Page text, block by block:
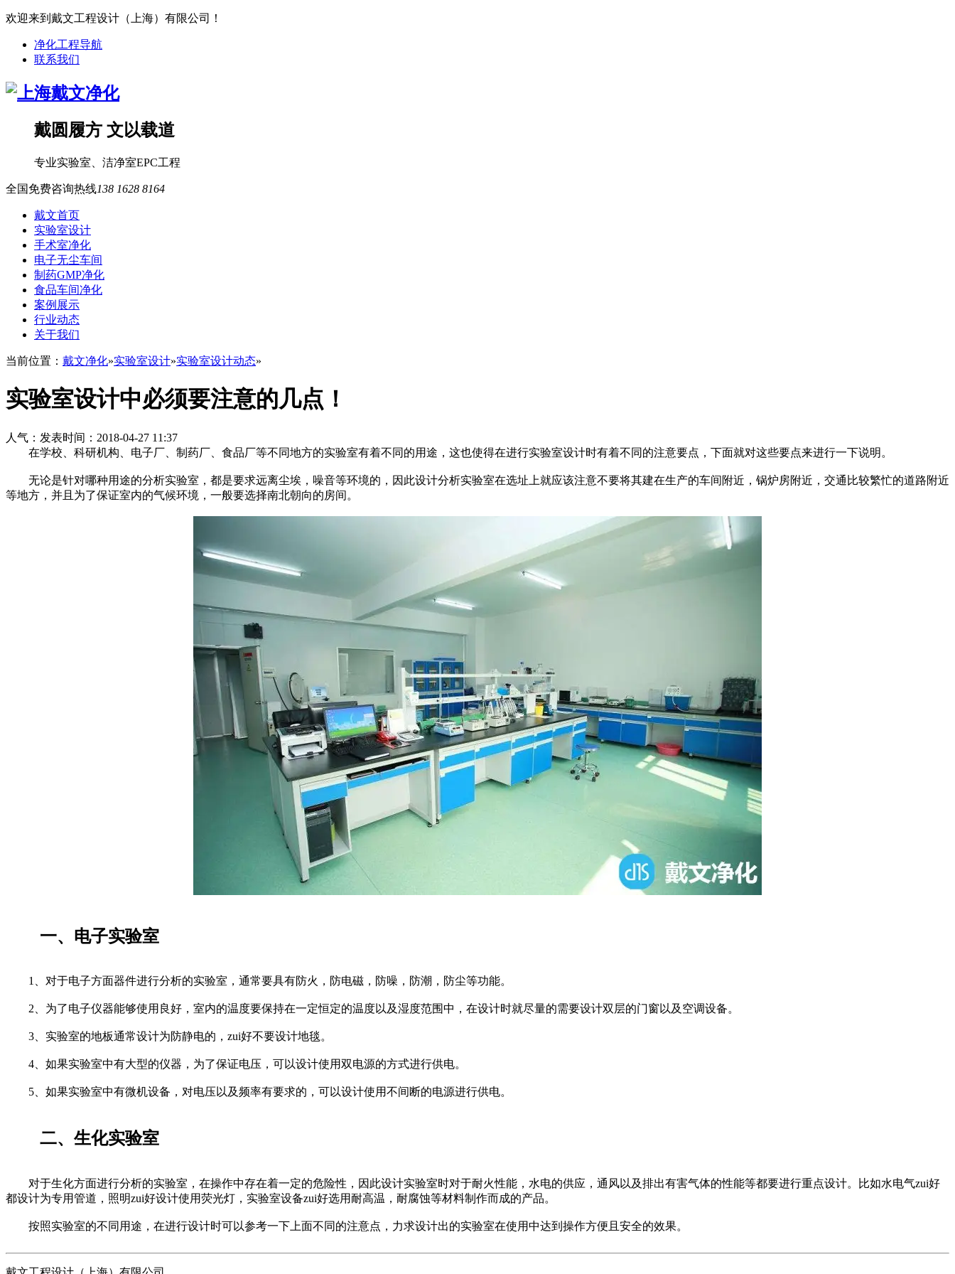
欢迎来到戴文工程设计（上海）有限公司！
净化工程导航
联系我们
戴圆履方 文以载道
专业实验室 洁净室EPC工程
全国免费咨询热线138 1628 8164
戴文首页
实验室设计
手术室净化
电子无尘车间
制药GMP净化
食品车间净化
案例展示
行业动态
关于我们
当前位置： 戴文净化»实验室设计»实验室设计动态»
实验室设计中必须要注意的几点！
人气： 发表时间：2018-04-27 11:37
在学校、科研机构、电子厂、制药厂、食品厂等不同地方的实验室有着不同的用途，这也使得在进行实验室设计时有着不同的注意要点，下面就对这些要点来进行一下说明。
无论是针对哪种用途的分析实验室，都是要求远离尘埃，噪音等环境的，因此设计分析实验室在选址上就应该注意不要将其建在生产的车间附近，锅炉房附近，交通比较繁忙的道路附近
等地方，并且为了保证室内的气候环境，一般要选择南北朝向的房间。
一、电子实验室
1、对于电子方面器件进行分析的实验室，通常要具有防火，防电磁，防噪，防潮，防尘等功能。
2、为了电子仪器能够使用良好，室内的温度要保持在一定恒定的温度以及湿度范围中，在设计时就尽量的需要设计双层的门窗以及空调设备。
3、实验室的地板通常设计为防静电的，zui好不要设计地毯。
4、如果实验室中有大型的仪器，为了保证电压，可以设计使用双电源的方式进行供电。
5、如果实验室中有微机设备，对电压以及频率有要求的，可以设计使用不间断的电源进行供电。
二、生化实验室
对于生化方面进行分析的实验室，在操作中存在着一定的危险性，因此设计实验室时对于耐火性能，水电的供应，通风以及排出有害气体的性能等都要进行重点设计。比如水电气zui好
都设计为专用管道，照明zui好设计使用荧光灯，实验室设备zui好选用耐高温，耐腐蚀等材料制作而成的产品。
按照实验室的不同用途，在进行设计时可以参考一下上面不同的注意点，力求设计出的实验室在使用中达到操作方便且安全的效果。